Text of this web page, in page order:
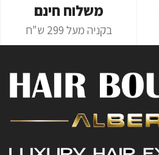
משלוח חינם
בקניה מעל 299 ש"ח